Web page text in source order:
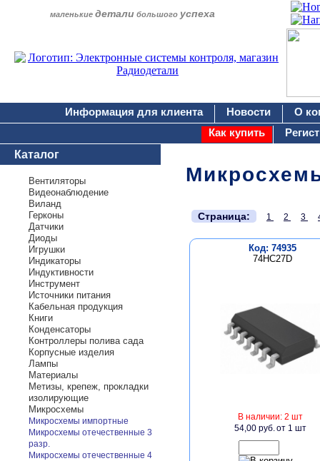
маленькие детали большого успеха
Информация для клиента Новости
О
Как купить
Каталог
Вентиляторы
Видеонаблюдение
Виланд
Герконы
Датчики
Диоды
Игрушки
Индикаторы
Индуктивности
Инструмент
Источники питания
Кабельная продукция
Книги
Конденсаторы
Контроллеры полива сада
Корпусные изделия
Лампы
Материалы
Метизы, крепеж, прокладки
изолирующие
Микросхемы
Микросхемы импортные
Микросхемы отечественные 3
разр.
Микросхемы отечественные 4
Страница:
1 2 3
Код: 74935
74HC27D
В наличии: 2 шт
54,00 руб.от 1 шт